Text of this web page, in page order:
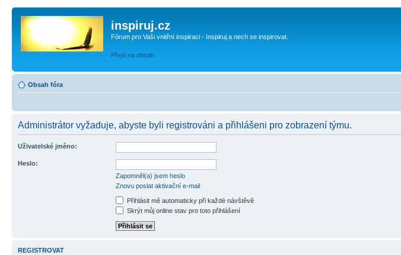
inspiruj.cz
Fórum pro Vaši vnitřní inspiraci - Inspiruj a nech se inspirovat.
Přejít na obsah
Obsah fóra
Administrátor vyžaduje, abyste byli registrováni a přihlášeni pro zobrazení týmu.
Uživatelské jméno:
Heslo:
Zapomněl(a) jsem heslo
Znovu poslat aktivační e-mail
Přihlásit mě automaticky při každé návštěvě
Skrýt můj online stav pro toto přihlášení
REGISTROVAT